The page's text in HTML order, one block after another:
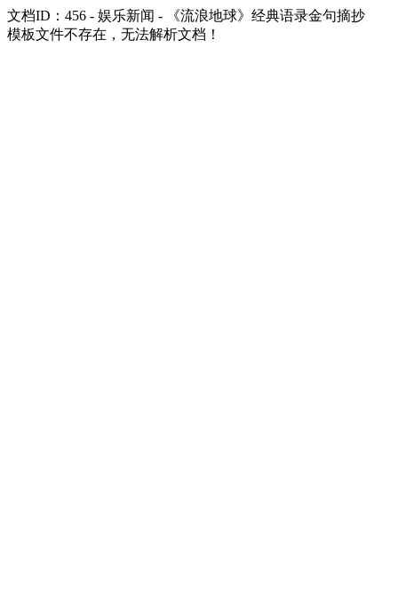
文档ID：456 - 娱乐新闻 - 《流浪地球》经典语录金句摘抄
模板文件不存在，无法解析文档！